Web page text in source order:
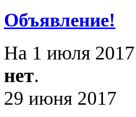
Объявление!
На 1 июля
нет.
29 июня 2017